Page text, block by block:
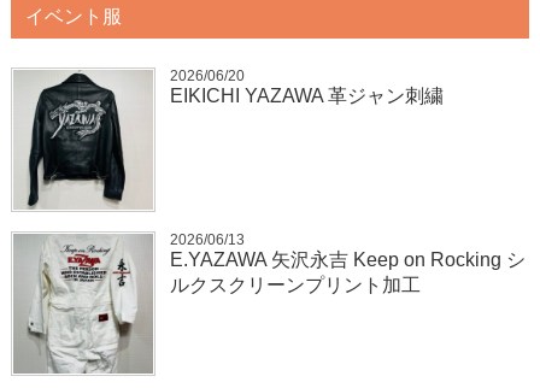
イベント服
2026/06/20
EIKICHI YAZAWA 革ジャン刺繍
2026/06/13
E.YAZAWA 矢沢永吉 Keep on Rocking シ
ルクスクリーンプリント加工